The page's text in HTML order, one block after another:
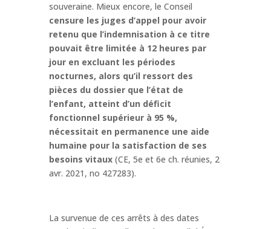
souveraine. Mieux encore, le Conseil
censure les juges d’appel pour avoir
retenu que l’indemnisation à ce titre
pouvait être limitée à 12 heures par
jour en excluant les périodes
nocturnes, alors qu’il ressort des
pièces du dossier que l’état de
l’enfant, atteint d’un déficit
fonctionnel supérieur à 95 %,
nécessitait en permanence une aide
humaine pour la satisfaction de ses
besoins vitaux(CE, 5e et 6e ch. réunies, 2
avr. 2021, no 427283).
La survenue de ces arrêts à des dates